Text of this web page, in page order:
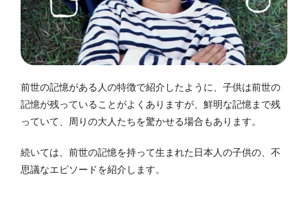
前世の記憶がある人の特徴で紹介したように、子供は前世の
記憶が残っていることがよくありますが、鮮明な記憶まで残
っていて、周りの大人たちを驚かせる場合もあります。
続いては、前世の記憶を持って生まれた日本人の子供の、不
思議なエピソードを紹介します。